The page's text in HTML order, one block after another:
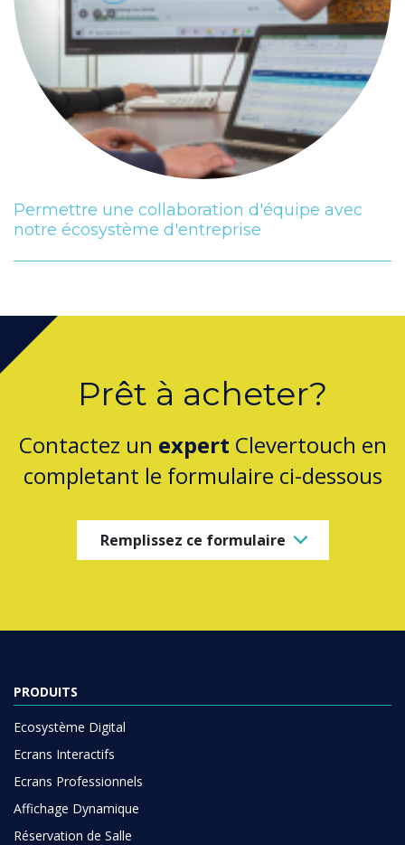
Permettre une collaboration d'équipe avec
notre écosystème d'entreprise
Prêt à acheter?
Contactez un expert Clevertouch en
completant le formulaire ci-dessous
Remplissez ce formulaire
PRODUITS
Ecosystème Digital
Ecrans Interactifs
Ecrans Professionnels
Affichage Dynamique
Réservation de Salle